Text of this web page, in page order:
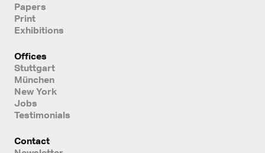
Papers
Print
Exhibitions
Offices
Stuttgart
München
New York
Jobs
Testimonials
Contact